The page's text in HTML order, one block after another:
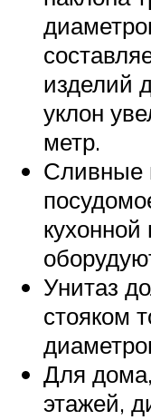
изделий
уклон
метр.
Сливные
кухонной
Унитаз
стояком
Для
этажей,